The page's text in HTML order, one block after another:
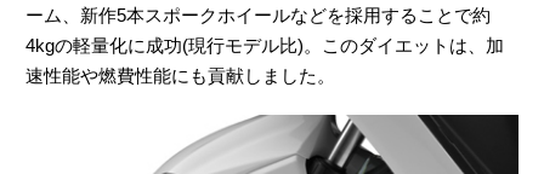
ーム、新作5本スポークホイールなどを採用することで約
4kgの軽量化に成功(現行モデル比)。このダイエットは、加
速性能や燃費性能にも貢献しました。